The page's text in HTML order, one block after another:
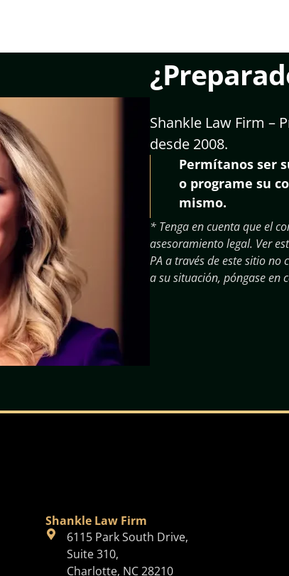
Shankle Law Firm –
desde 2008.
Permítanos ser
o programe su
mismo.
* Tenga en cuenta que el
asesoramiento legal. Ver
PA a través de este sitio
a su situación, póngase en
Shankle Law Firm
6115 Park South Drive,
Suite 310,
Charlotte, NC 28210